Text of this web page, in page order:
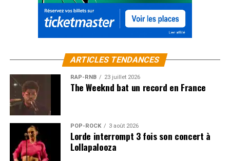
ARTICLES TENDANCES
RAP-RNB 23 juillet 2026
The Weeknd bat un record en France
POP-ROCK 3 août 2026
Lorde interrompt 3 fois son concert à
Lollapalooza